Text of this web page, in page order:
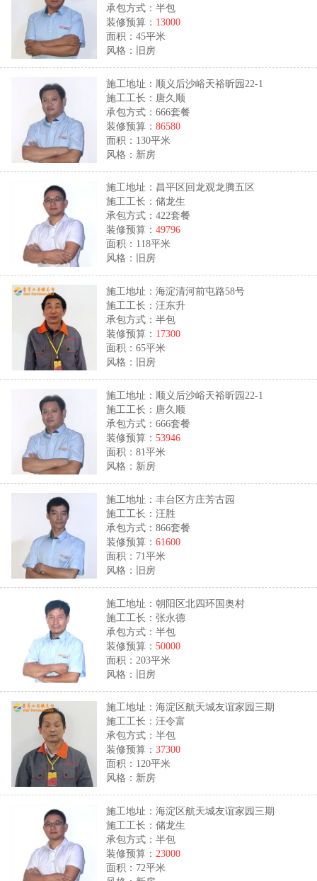
承包方式：半包
装修预算： 13000
面积：45平米
风格：旧房
施工地址：顺义后沙峪天裕昕园22-1
施工工长：唐久顺
承包方式：666套餐
装修预算：86580
面积：130平米
风格：新房
施工地址：昌平区回龙观龙腾五区
施工工长：储龙生
承包方式：422套餐
装修预算：49796
面积：118平米
风格：旧房
施工地址：海淀清河前屯路58号
施工工长：汪东升
承包方式：半包
装修预算： 17300
面积：65平米
风格：旧房
施工地址：顺义后沙峪天裕昕园22-1
施工工长：唐久顺
承包方式：666套餐
装修预算：53946
面积：81平米
风格：新房
施工地址：丰台区方庄芳古园
施工工长：汪胜
承包方式：866套餐
装修预算：61600
面积：71平米
风格：旧房
施工地址：朝阳区北四环国奥村
施工工长：张永德
承包方式：半包
装修预算：50000
面积：203平米
风格：旧房
施工地址：海淀区航天城友谊家园三期
施工工长：汪令富
承包方式：半包
装修预算：37300
面积：120平米
风格：新房
施工地址：海淀区航天城友谊家园三期
施工工长：储龙生
承包方式：半包
装修预算：23000
面积：72平米